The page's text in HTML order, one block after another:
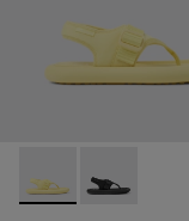
Camper xCamper x